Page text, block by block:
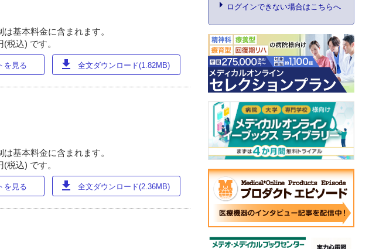
基本料金に含まれます。
税込) です。
を見る download 全文ダウンロード(1.82MB)
基本料金に含まれます。
税込) です。
を見る download 全文ダウンロード(2.36MB)
ログインできない場合はこちらへ